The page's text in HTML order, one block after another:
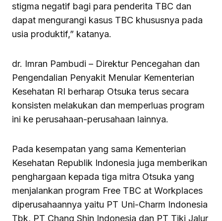
stigma negatif bagi para penderita TBC dan
dapat mengurangi kasus TBC khususnya pada
usia produktif,” katanya.
dr. Imran Pambudi – Direktur Pencegahan dan
Pengendalian Penyakit Menular Kementerian
Kesehatan RI berharap Otsuka terus secara
konsisten melakukan dan memperluas program
ini ke perusahaan-perusahaan lainnya.
Pada kesempatan yang sama Kementerian
Kesehatan Republik Indonesia juga memberikan
penghargaan kepada tiga mitra Otsuka yang
menjalankan program Free TBC at Workplaces
diperusahaannya yaitu PT Uni-Charm Indonesia
Tbk, PT Chang Shin Indonesia dan PT Tiki Jalur